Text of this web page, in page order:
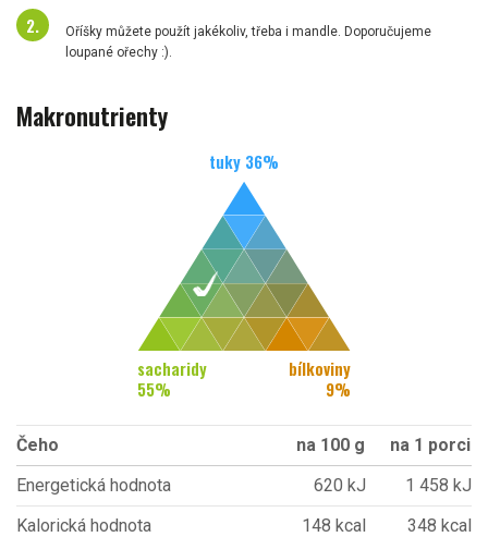
Oříšky můžete použít jakékoliv, třeba i mandle. Doporučujeme
loupané ořechy :).
Makronutrienty
tuky 36%
sacharidy
55%
bílkoviny
9%
Čeho na 100 g
na 1 porci
Energetická hodnota
620 kJ
1 458 kJ
Kalorická hodnota
148 kcal
348 kcal